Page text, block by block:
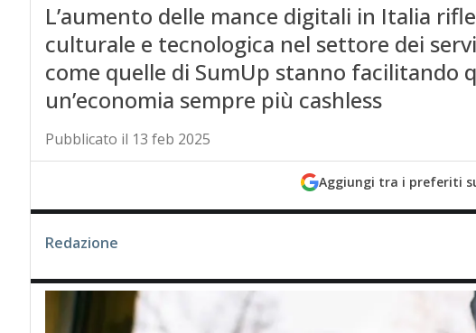
L’aumento delle mance digitali in Italia
culturale e tecnologica nel settore dei
come quelle di SumUp stanno facilitando
un’economia sempre più cashless
Pubblicato il 13 feb 2025
Aggiungi tra i preferiti
Redazione